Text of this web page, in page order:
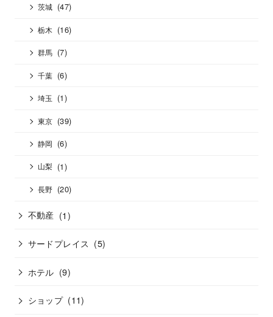
茨城 (47)
栃木 (16)
群馬 (7)
千葉 (6)
埼玉 (1)
東京 (39)
静岡 (6)
山梨 (1)
長野 (20)
不動産 (1)
サードプレイス (5)
ホテル (9)
ショップ (11)